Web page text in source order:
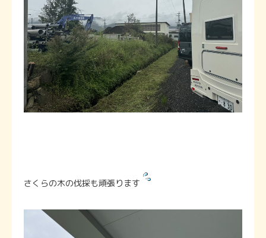
さくらの木の伐採も頑張ります